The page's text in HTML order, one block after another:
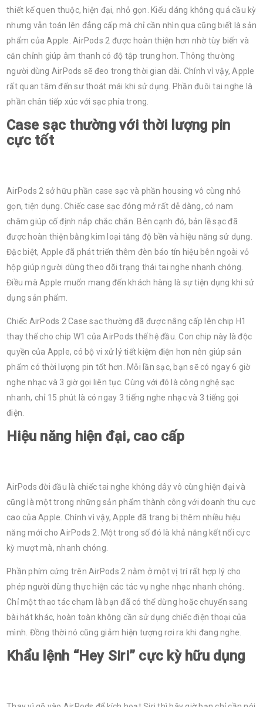
thiết kế quen thuộc, hiện đại, nhỏ gọn. Kiểu dáng không quá cầu kỳ
nhưng vẫn toán lên đẳng cấp mà chỉ cần nhìn qua cũng biết là sản
phẩm của Apple. AirPods 2 được hoàn thiện hơn nhờ tùy biến và
căn chỉnh giúp âm thanh có độ tập trung hơn. Thông thường
người dùng AirPods sẽ đeo trong thời gian dài. Chính vì vậy, Apple
rất quan tâm đến sư thoát mái khi sử dụng. Phần đuôi tai nghe là
phần chân tiếp xúc với sạc phía trong.
Case sạc thường với thời lượng pin
cực tốt
AirPods 2 sở hữu phần case sạc và phần housing vô cùng nhỏ
gọn, tiện dụng. Chiếc case sạc đóng mở rất dễ dàng, có nam
châm giúp cố định nắp chắc chắn. Bên cạnh đó, bản lề sạc đã
được hoàn thiện bằng kim loại tăng độ bền và hiệu năng sử dụng.
Đặc biệt, Apple đã phát triển thêm đèn báo tín hiệu bên ngoài vỏ
hộp giúp người dùng theo dõi trạng thái tai nghe nhanh chóng.
Điều mà Apple muốn mang đến khách hàng là sự tiện dụng khi sử
dụng sản phẩm.
Chiếc AirPods 2 Case sạc thường đã được nâng cấp lên chip H1
thay thế cho chip W1 của AirPods thế hệ đầu. Con chip này là độc
quyền của Apple, có bộ vi xử lý tiết kiệm điện hơn nên giúp sản
phẩm có thời lượng pin tốt hơn. Mỗi lần sạc, bạn sẽ có ngay 6 giờ
nghe nhạc và 3 giờ gọi liên tục. Cùng với đó là công nghệ sạc
nhanh, chỉ 15 phút là có ngay 3 tiếng nghe nhạc và 3 tiếng gọi
điện.
Hiệu năng hiện đại, cao cấp
AirPods đời đầu là chiếc tai nghe không dây vô cùng hiện đại và
cũng là một trong những sản phẩm thành công với doanh thu cực
cao của Apple. Chính vì vậy, Apple đã trang bị thêm nhiều hiệu
năng mới cho AirPods 2. Một trong số đó là khả năng kết nối cực
kỳ mượt mà, nhanh chóng.
Phần phím cứng trên AirPods 2 nằm ở một vị trí rất hợp lý cho
phép người dùng thực hiện các tác vụ nghe nhạc nhanh chóng.
Chỉ một thao tác chạm là bạn đã có thể dừng hoặc chuyển sang
bài hát khác, hoàn toàn không cần sử dụng chiếc điện thoại của
mình. Đồng thời nó cũng giảm hiện tượng rơi ra khi đang nghe.
Khẩu lệnh “Hey Siri” cực kỳ hữu dụng